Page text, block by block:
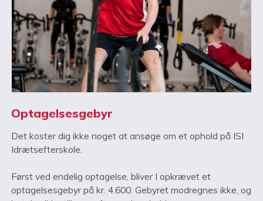
Optagelsesgebyr
Det koster dig ikke noget at ansøge om et ophold på ISI
Idrætsefterskole.
Først ved endelig optagelse, bliver I opkrævet et
optagelsesgebyr på kr. 4.600. Gebyret modregnes ikke, og